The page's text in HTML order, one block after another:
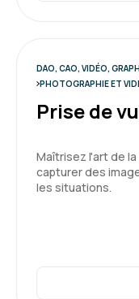
DAO, CAO, VIDÉO,
PHOTOGRAPHIE ET
Prise de
Maîtrisez l'art de
capturer des
les situations.